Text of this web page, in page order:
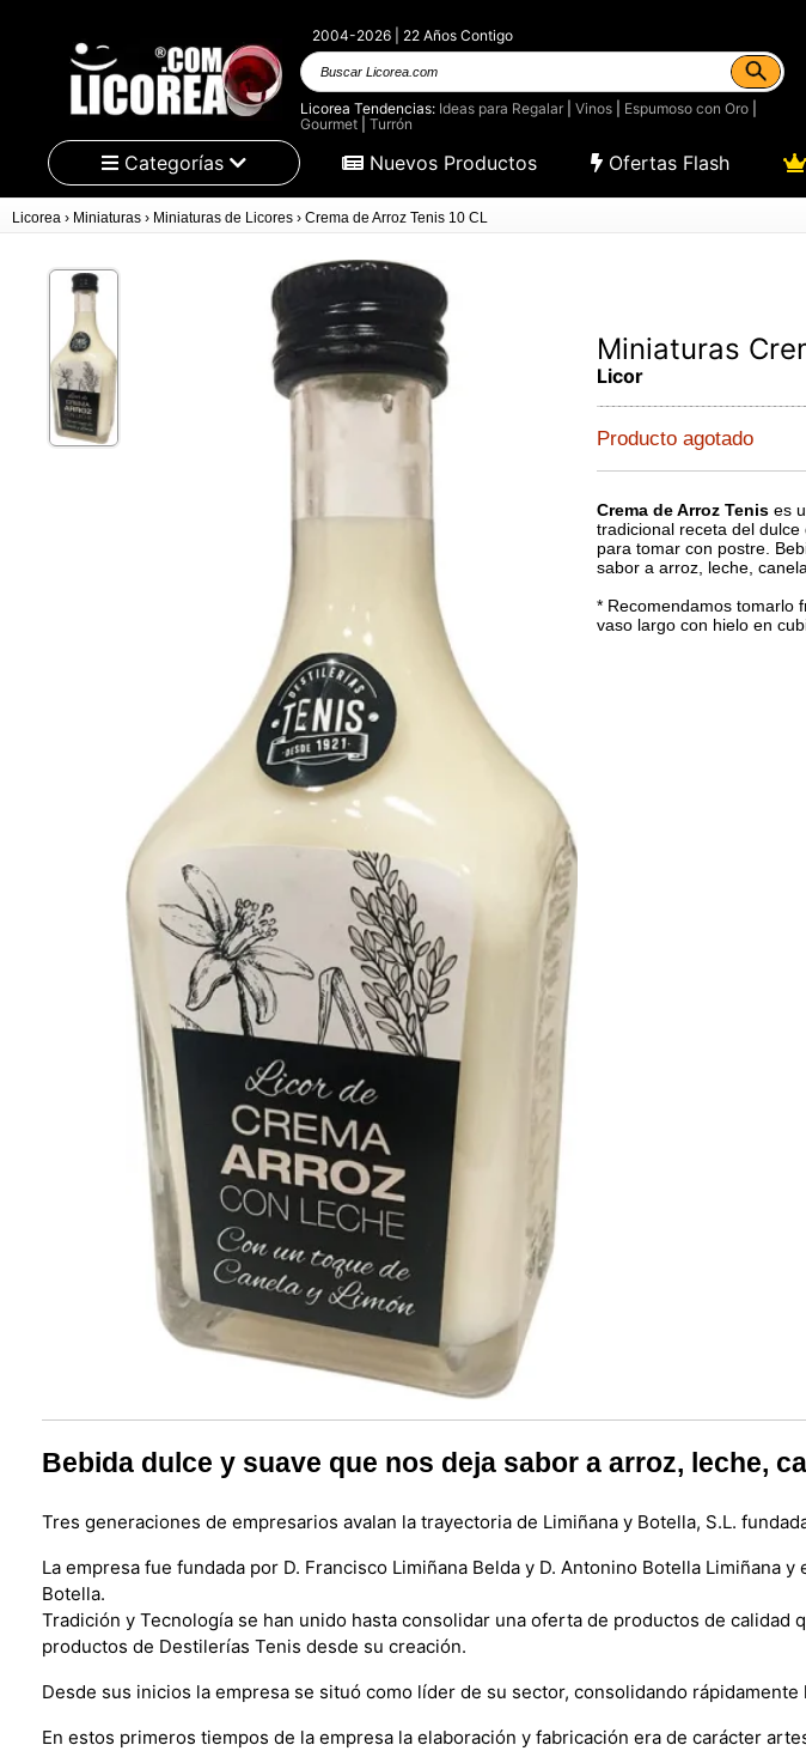
2004-2026 | 22 Años Contigo
Buscar Licorea.com
Licorea Tendencias: Ideas para Regalar| Vinos| Espumoso con Oro|
Gourmet| Turrón
Categorías Nuevos Productos Ofertas Flash
Licorea › Miniaturas › Miniaturas de Licores › Crema de Arroz Tenis 10 CL
Miniaturas
Licor
Producto agotado
Crema de Arroz Tenises
tradicional receta del
para tomar con postre.
sabor a arroz, leche,
* Recomendamos tomarlo
vaso largo con hielo en
Bebida dulce y suave que nos deja sabor a arroz, leche,
Tres generaciones de empresarios avalan la trayectoria de Limiñana y Botella, S.L.
La empresa fue fundada por D. Francisco Limiñana Belda y D. Antonino Botella
Botella.
Tradición y Tecnología se han unido hasta consolidar una oferta de productos de
productos de Destilerías Tenis desde su creación.
Desde sus inicios la empresa se situó como líder de su sector, consolidando rápidamente
En estos primeros tiempos de la empresa la elaboración y fabricación era de carácter